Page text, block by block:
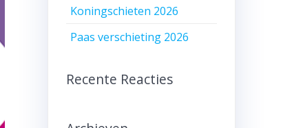
Koningschieten 2026
Paas verschieting 2026
Recente Reacties